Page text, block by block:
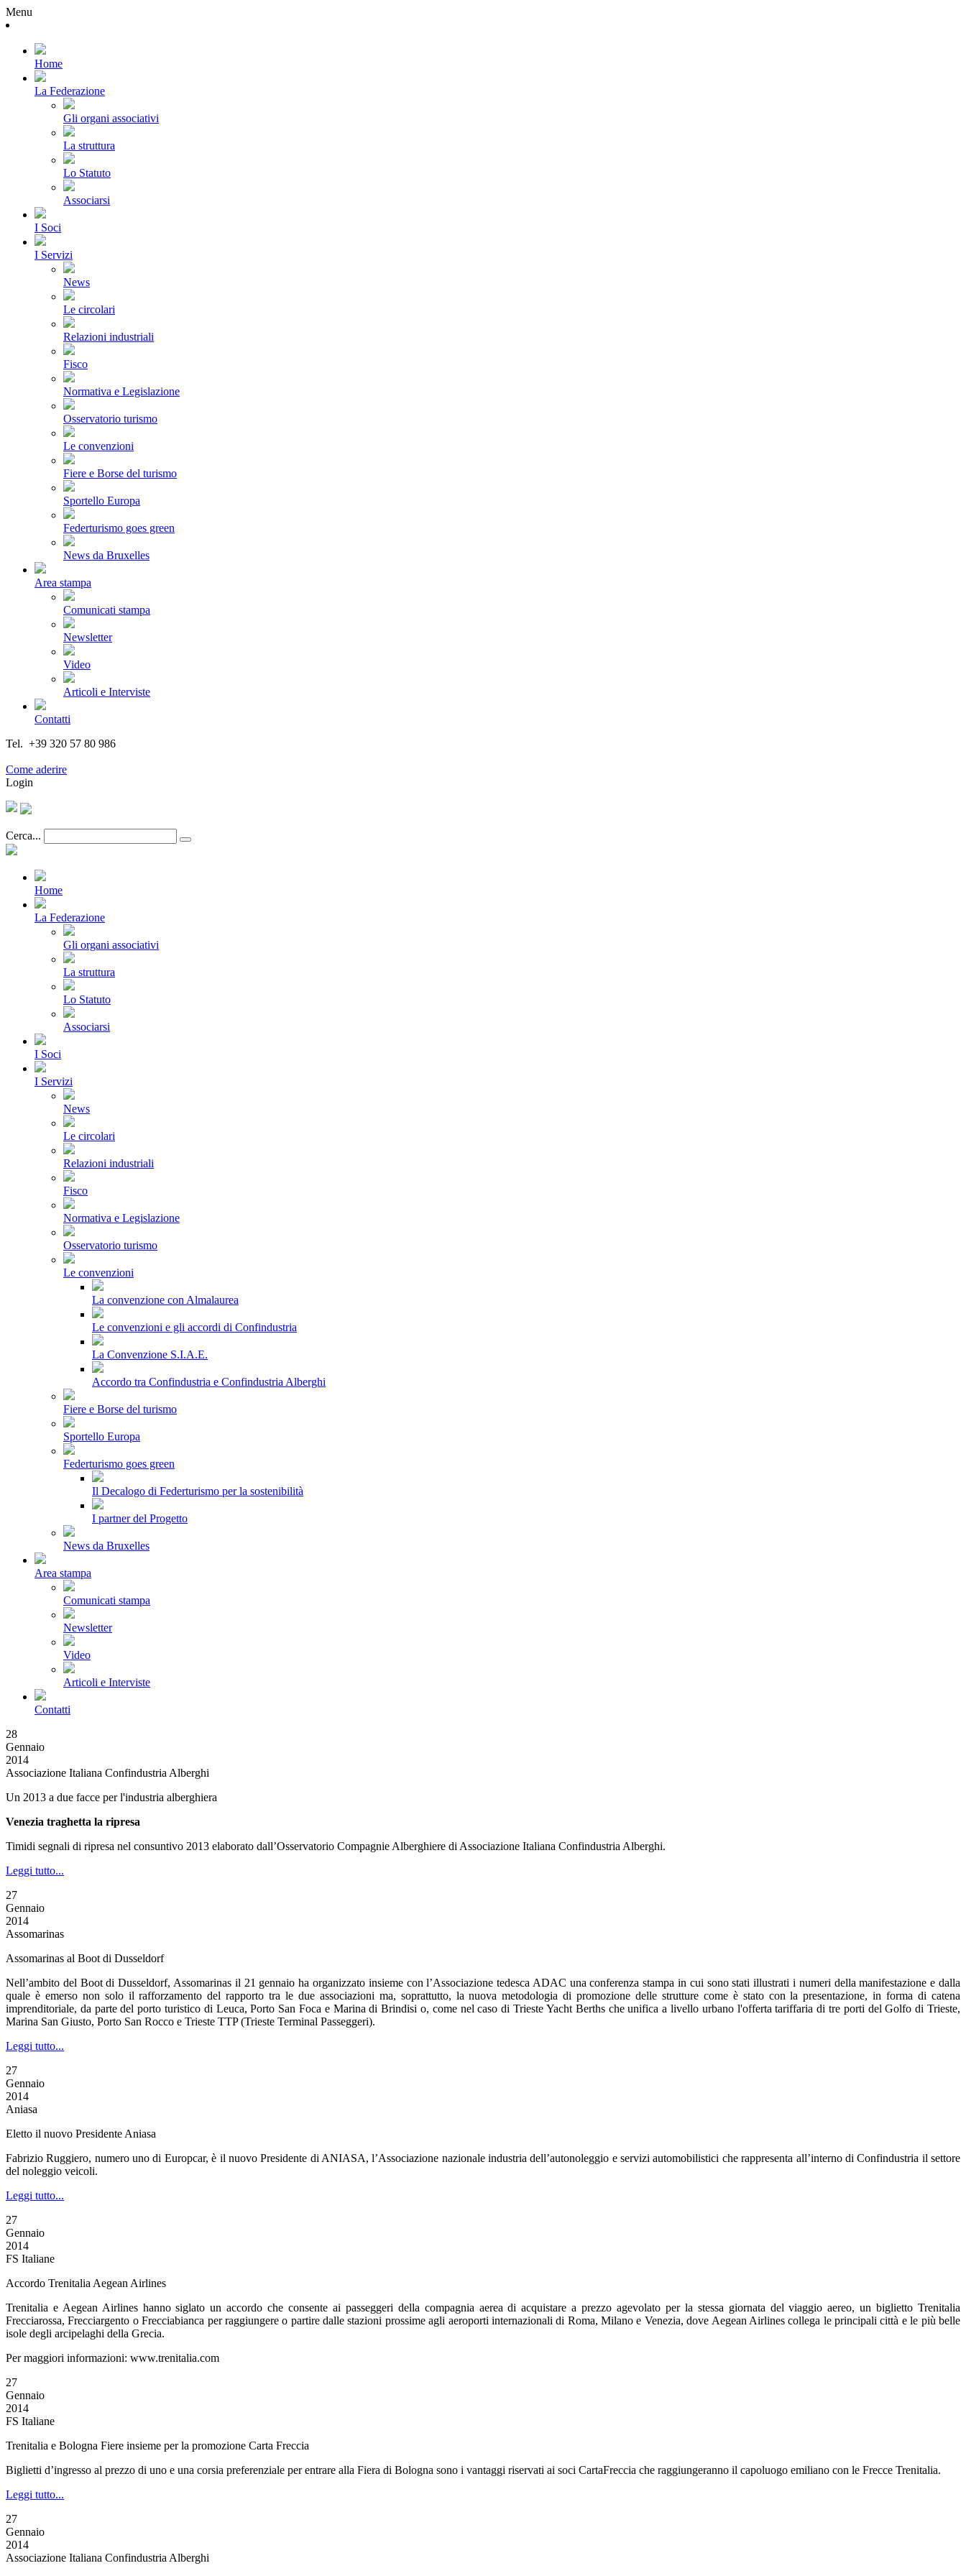
Menu
Home
La Federazione
Gli organi associativi
La struttura
Lo Statuto
Associarsi
I Soci
I Servizi
News
Le circolari
Relazioni industriali
Fisco
Normativa e Legislazione
Osservatorio turismo
Le convenzioni
Fiere e Borse del turismo
Sportello Europa
Federturismo goes green
News da Bruxelles
Area stampa
Comunicati stampa
Newsletter
Video
Articoli e Interviste
Contatti
Tel. +39 320 57 80 986
Come aderire
Login
Cerca...
Home
La Federazione
Gli organi associativi
La struttura
Lo Statuto
Associarsi
I Soci
I Servizi
News
Le circolari
Relazioni industriali
Fisco
Normativa e Legislazione
Osservatorio turismo
Le convenzioni
La convenzione con Almalaurea
Le convenzioni e gli accordi di Confindustria
La Convenzione S.I.A.E.
Accordo tra Confindustria e Confindustria Alberghi
Fiere e Borse del turismo
Sportello Europa
Federturismo goes green
Il Decalogo di Federturismo per la sostenibilità
I partner del Progetto
News da Bruxelles
Area stampa
Comunicati stampa
Newsletter
Video
Articoli e Interviste
Contatti
28
Gennaio
2014
Associazione Italiana Confindustria Alberghi
Un 2013 a due facce per l'industria alberghiera
Venezia traghetta la ripresa
Timidi segnali di ripresa nel consuntivo 2013 elaborato dall’Osservatorio Compagnie Alberghiere di Associazione Italiana Confindustria Alberghi.
Leggi tutto...
27
Gennaio
2014
Assomarinas
Assomarinas al Boot di Dusseldorf
Nell’ambito del Boot di Dusseldorf, Assomarinas il 21 gennaio ha organizzato insieme con l’Associazione tedesca ADAC una conferenza stampa in cui sono stati illustrati i numeri della manifestazione e dalla
quale è emerso non solo il rafforzamento del rapporto tra le due associazioni ma, soprattutto, la nuova metodologia di promozione delle strutture come è stato con la presentazione, in forma di catena
imprenditoriale, da parte del porto turistico di Leuca, Porto San Foca e Marina di Brindisi o, come nel caso di Trieste Yacht Berths che unifica a livello urbano l'offerta tariffaria di tre porti del Golfo di Trieste,
Marina San Giusto, Porto San Rocco e Trieste TTP (Trieste Terminal Passeggeri).
Leggi tutto...
27
Gennaio
2014
Aniasa
Eletto il nuovo Presidente Aniasa
Fabrizio Ruggiero, numero uno di Europcar, è il nuovo Presidente di ANIASA, l’Associazione nazionale industria dell’autonoleggio e servizi automobilistici che rappresenta all’interno di Confindustria il settore
del noleggio veicoli.
Leggi tutto...
27
Gennaio
2014
FS Italiane
Accordo Trenitalia Aegean Airlines
Trenitalia e Aegean Airlines hanno siglato un accordo che consente ai passeggeri della compagnia aerea di acquistare a prezzo agevolato per la stessa giornata del viaggio aereo, un biglietto Trenitalia
Frecciarossa, Frecciargento o Frecciabianca per raggiungere o partire dalle stazioni prossime agli aeroporti internazionali di Roma, Milano e Venezia, dove Aegean Airlines collega le principali città e le più belle
isole degli arcipelaghi della Grecia.
Per maggiori informazioni: www.trenitalia.com
27
Gennaio
2014
FS Italiane
Trenitalia e Bologna Fiere insieme per la promozione Carta Freccia
Biglietti d’ingresso al prezzo di uno e una corsia preferenziale per entrare alla Fiera di Bologna sono i vantaggi riservati ai soci CartaFreccia che raggiungeranno il capoluogo emiliano con le Frecce Trenitalia.
Leggi tutto...
27
Gennaio
2014
Associazione Italiana Confindustria Alberghi